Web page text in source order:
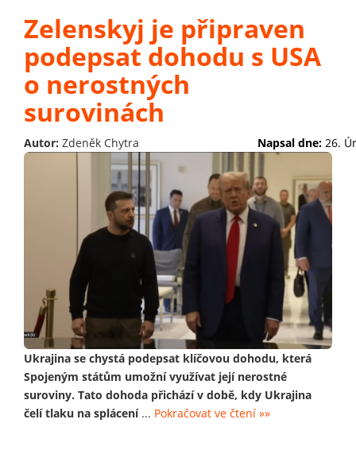
Zelenskyj je připraven
podepsat dohodu s USA
o nerostných
surovinách
Autor: Zdeněk Chytra Napsal dne: 26.
Ukrajina se chystá podepsat klíčovou dohodu, která
Spojeným státům umožní využívat její nerostné
suroviny. Tato dohoda přichází v době, kdy Ukrajina
čelí tlaku na splácení... Pokračovat ve čtení »»